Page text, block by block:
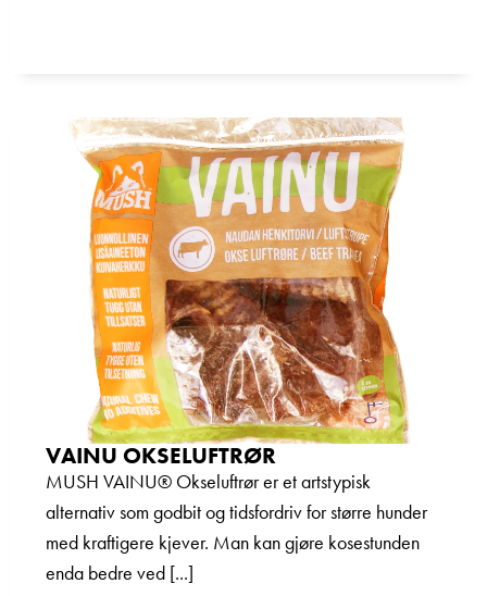
VAINU OKSELUFTRØR
MUSH VAINU® Okseluftrør er et artstypisk
alternativ som godbit og tidsfordriv for større hunder
med kraftigere kjever. Man kan gjøre kosestunden
enda bedre ved [...]